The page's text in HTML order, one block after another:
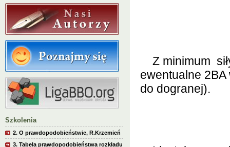
Szkolenia
2. O prawdopodobieństwie, R.Krzemień
3. Tabela prawdopodobieństwa rozkładu
Z minimum
ewentualne
do dogranej).